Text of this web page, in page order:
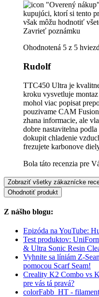
"Overený
kupujúci, ktorí si tento
však môžu hodnotiť
Zavrieť poznámku
Ohodnotená 5 z 5
Rudolf
TTC450 Ultra je
kroku vysvetluje
mohol viac popisat
pouzivame CAM
zhana informacie, ale
dobre nastavitelna
dokupit chladenie
frezujete karbonove
Bola táto recenzia pre
Zobraziť všetky zákaznícke
Ohodnotiť produkt
Z nášho blogu:
Epizóda na YouTube:
Test produktov:
& Ultra Sonic Resin
Vyhnite sa líniám Z-
pomocou Scarf Seam!
Creality K2 Combo vs
pre vás tá pravá?
colorFabb_HT -